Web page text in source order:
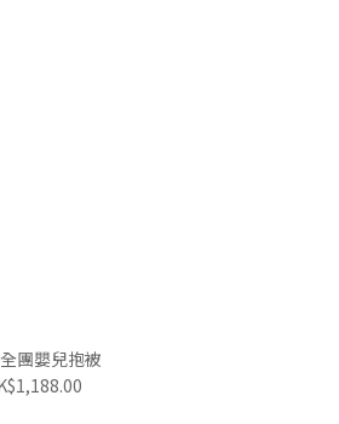
團嬰兒抱被